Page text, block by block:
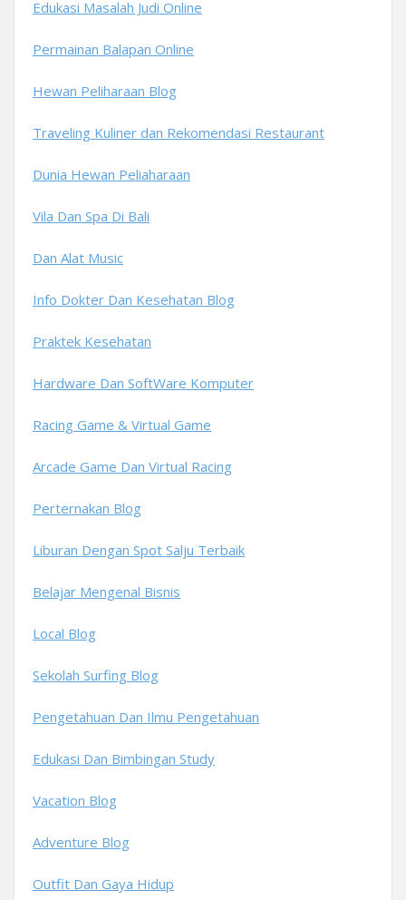
Edukasi Masalah Judi Online
Permainan Balapan Online
Hewan Peliharaan Blog
Traveling Kuliner dan Rekomendasi Restaurant
Dunia Hewan Peliaharaan
Vila Dan Spa Di Bali
Dan Alat Music
Info Dokter Dan Kesehatan Blog
Praktek Kesehatan
Hardware Dan SoftWare Komputer
Racing Game & Virtual Game
Arcade Game Dan Virtual Racing
Perternakan Blog
Liburan Dengan Spot Salju Terbaik
Belajar Mengenal Bisnis
Local Blog
Sekolah Surfing Blog
Pengetahuan Dan Ilmu Pengetahuan
Edukasi Dan Bimbingan Study
Vacation Blog
Adventure Blog
Outfit Dan Gaya Hidup